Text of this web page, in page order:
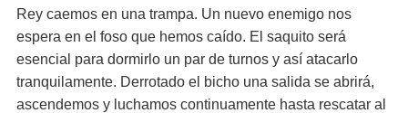
Rey caemos en una trampa. Un nuevo enemigo nos
espera en el foso que hemos caído. El saquito será
esencial para dormirlo un par de turnos y así atacarlo
tranquilamente. Derrotado el bicho una salida se abrirá,
ascendemos y luchamos continuamente hasta rescatar al